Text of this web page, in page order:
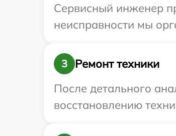
Сервисный инженер
неисправности мы
3
Ремонт техники
После детального
восстановлению